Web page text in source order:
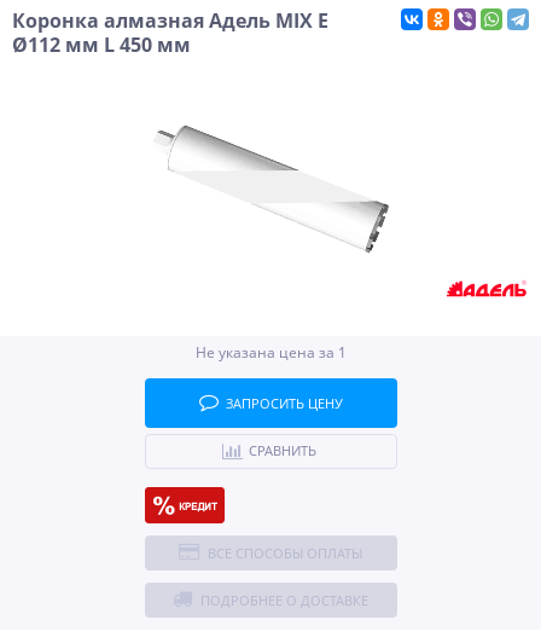
Коронка алмазная Адель MIX E
Ø112 мм L 450 мм
Не указана цена за 1
ЗАПРОСИТЬ ЦЕНУ
СРАВНИТЬ
ВСЕ СПОСОБЫ ОПЛАТЫ
ПОДРОБНЕЕ О ДОСТАВКЕ